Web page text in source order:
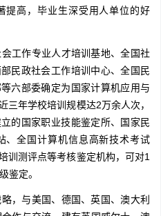
提高，毕业生深受用人单位的好
工作专业人才培训基地、全国社
民政社会工作培训中心、全国民
六部委确定为国家计算机应用与
三年学校培训规模达2万余人次，
的国家职业技能鉴定所、国家民
、全国计算机信息高新技术考试
训测评点等考核鉴定机构，可对1
鉴定。
，与美国、德国、英国、澳大利